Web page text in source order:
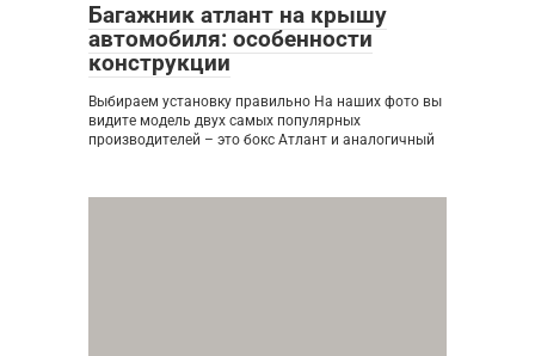
Багажник атлант на крышу
автомобиля: особенности
конструкции
Выбираем установку правильно На наших фото вы
видите модель двух самых популярных
производителей – это бокс Атлант и аналогичный